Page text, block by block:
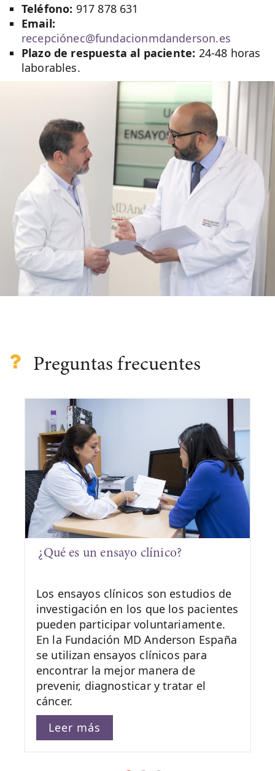
Teléfono: 917 878 631
Email:
recepciónec@fundacionmdanderson.es
Plazo de respuesta al paciente: 24-48 horas
laborables.
Preguntas frecuentes
¿Qué es un ensayo clínico?
Los ensayos clínicos son estudios de
investigación en los que los pacientes
pueden participar voluntariamente.
En la Fundación MD Anderson España
se utilizan ensayos clínicos para
encontrar la mejor manera de
prevenir, diagnosticar y tratar el
cáncer.
Leer más